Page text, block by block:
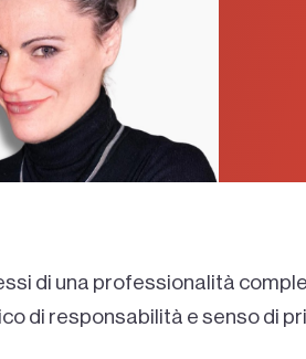
di una professionalità
di responsabilità e senso di